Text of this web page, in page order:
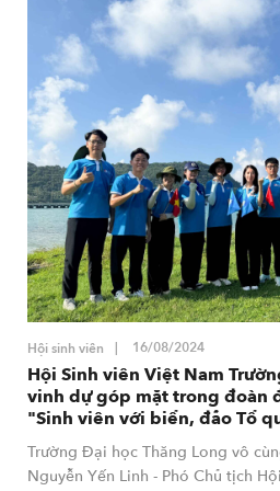
Hội sinh viên 16/08/2024
Hội Sinh viên Việt Nam
vinh dự góp mặt trong đoàn
"Sinh viên với biển, đảo Tổ
Trường Đại học Thăng Long vô
Nguyễn Yến Linh - Phó Chủ tịch